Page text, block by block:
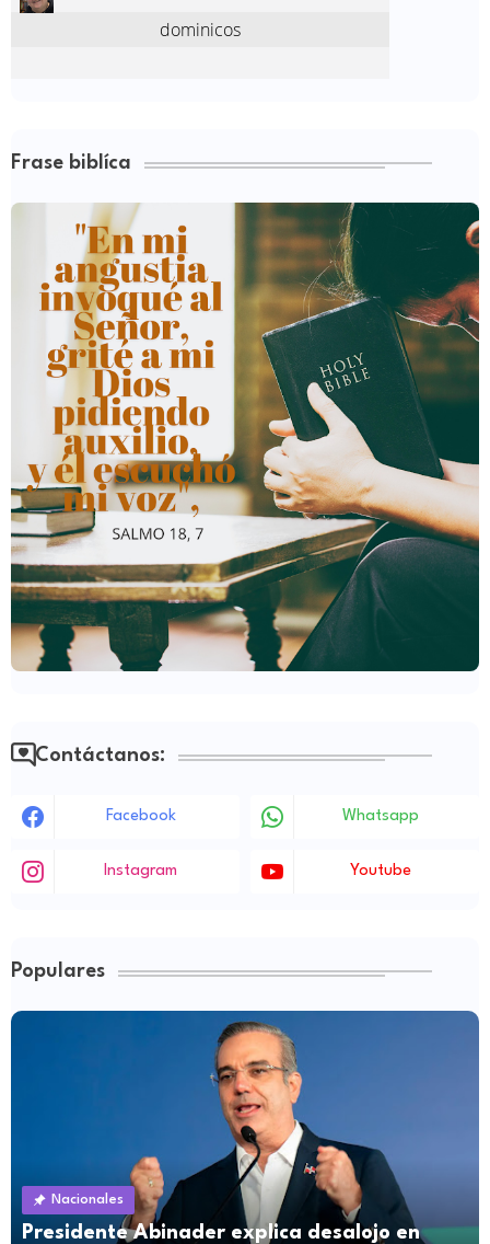
Frase biblíca
Contáctanos:
Facebook Whatsapp
Instagram Youtube
Populares
Nacionales
Presidente Abinader explica desalojo en